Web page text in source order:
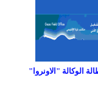
الوكالة "الاونروا"